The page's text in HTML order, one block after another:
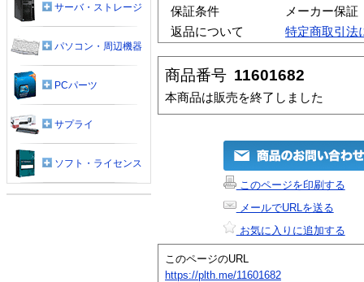
保証条件
メーカー保証
返品について
特定商取引法
商品番号 11601682
本商品は販売を終了しました
このページを印刷する
メールでURLを送る
お気に入りに追加する
このページのURL
https://plth.me/11601682
サーバ・ストレージ
パソコン・周辺機器
PCパーツ
サプライ
ソフト・ライセンス